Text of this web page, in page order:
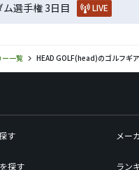
ム選手権 3日目 LIVE
ー一覧 HEAD GOLF(head)のゴルフギ
す
探す
メー
ラン